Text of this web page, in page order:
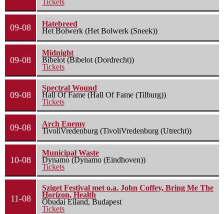
Tickets
09-08
Hatebreed
Het Bolwerk (Het Bolwerk (Sneek))
09-08
Midnight
Bibelot (Bibelot (Dordrecht))
Tickets
09-08
Spectral Wound
Hall Of Fame (Hall Of Fame (Tilburg))
Tickets
09-08
Arch Enemy
TivoliVredenburg (TivoliVredenburg (Utrecht))
10-08
Municipal Waste
Dynamo (Dynamo (Eindhoven))
Tickets
11-08
Sziget Festival met o.a. John Coffey, Bring Me The
Horizon, Health
Óbudai Eiland, Budapest
Tickets